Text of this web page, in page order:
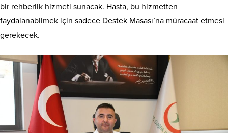
bir rehberlik hizmeti sunacak. Hasta, bu hizmetten
faydalanabilmek için sadece Destek Masası’na müracaat etmesi
gerekecek.